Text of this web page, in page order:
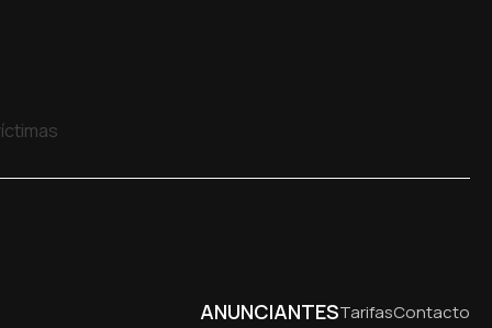
ANUNCIANTESTarifasContacto